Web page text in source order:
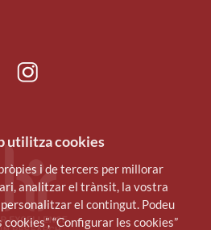
Instagram
utilitza cookies
i de tercers per millorar
analitzar el trànsit, la vostra
el contingut. Podeu
“Configurar les cookies”